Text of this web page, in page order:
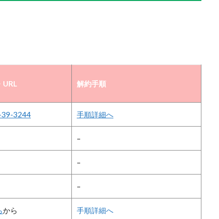
URL 解約手順
3244 手順詳細へ
–
–
–
から 手順詳細へ